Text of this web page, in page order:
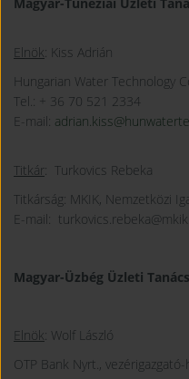
Elnök: Kiss Adrián
Hungarian Water Technology
Tel.: + 36 70 521 2334
E-mail:
Titkár: Turkovics Rebeka
Titkárság: MKIK, Nemzetközi
E-mail:
Magyar-Üzbég Üzleti Tanács
Elnök: Wolf László
OTP Bank Nyrt.,